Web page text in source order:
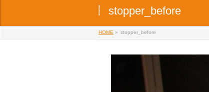
stopper_before
HOME » stopper_before